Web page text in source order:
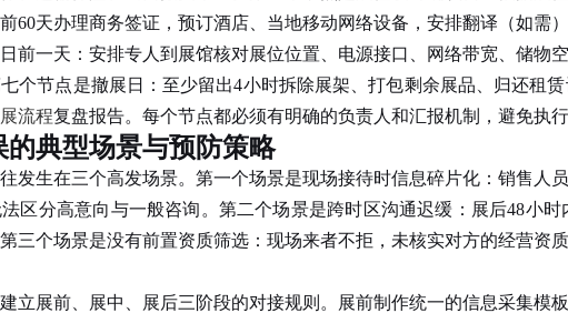
60天办理商务签证，预订酒店、当地移动网络设备，安排翻译（如需）
一天：安排专人到展馆核对展位位置、电源接口、网络带宽、储物
个节点是撤展日：至少留出4小时拆除展架、打包剩余展品、归还租
流程复盘报告。每个节点都必须有明确的负责人和汇报机制，避免执行
典型场景与预防策略
生在三个高发场景。第一个场景是现场接待时信息碎片化：销售人
区分高意向与一般咨询。第二个场景是跨时区沟通迟缓：展后48小
三个场景是没有前置资质筛选：现场来者不拒，未核实对方的经营资
展前、展中、展后三阶段的对接规则。展前制作统一的信息采集模